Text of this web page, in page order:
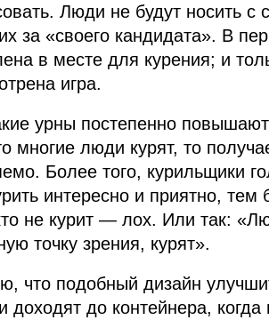
Люди не будут носить
за «‎своего кандидата». В
в месте для курения; и
игра.
урны постепенно
многие люди курят, то
Более того, курильщики
интересно и приятно,
не курит — лох. Или так:
точку зрения, курят».
что подобный дизайн
доходят до контейнера,